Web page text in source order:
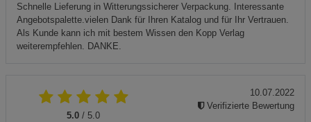
Schnelle Lieferung in Witterungssicherer Verpackung. Interessante
Angebotspalette.vielen Dank für Ihren Katalog und für Ihr Vertrauen.
Als Kunde kann ich mit bestem Wissen den Kopp Verlag
weiterempfehlen. DANKE.
5.0 / 5.0
10.07.2022
Verifizierte Bewertung